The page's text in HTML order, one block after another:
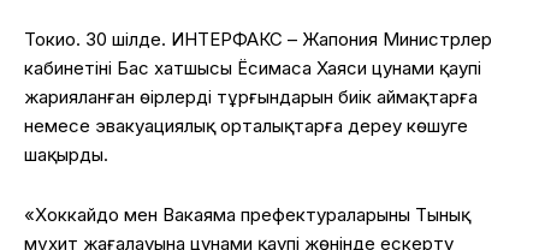
Токио. 30 шілде. ИНТЕРФАКС – Жапония Министрлер
кабинетінің Бас хатшысы Ёсимаса Хаяси цунами қаупі
жарияланған өңірлердің тұрғындарын биік аймақтарға
немесе эвакуациялық орталықтарға дереу көшуге
шақырды.
«Хоккайдо мен Вакаяма префектураларының Тынық
мұхит жағалауына цунами қаупі жөнінде ескерту